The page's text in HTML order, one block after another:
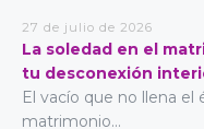
27 de julio de 2026
La soledad en el
tu desconexión
El vacío que no llena el
matrimonio...